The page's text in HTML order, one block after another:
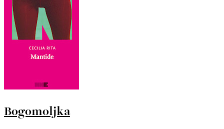
Bogomoljka